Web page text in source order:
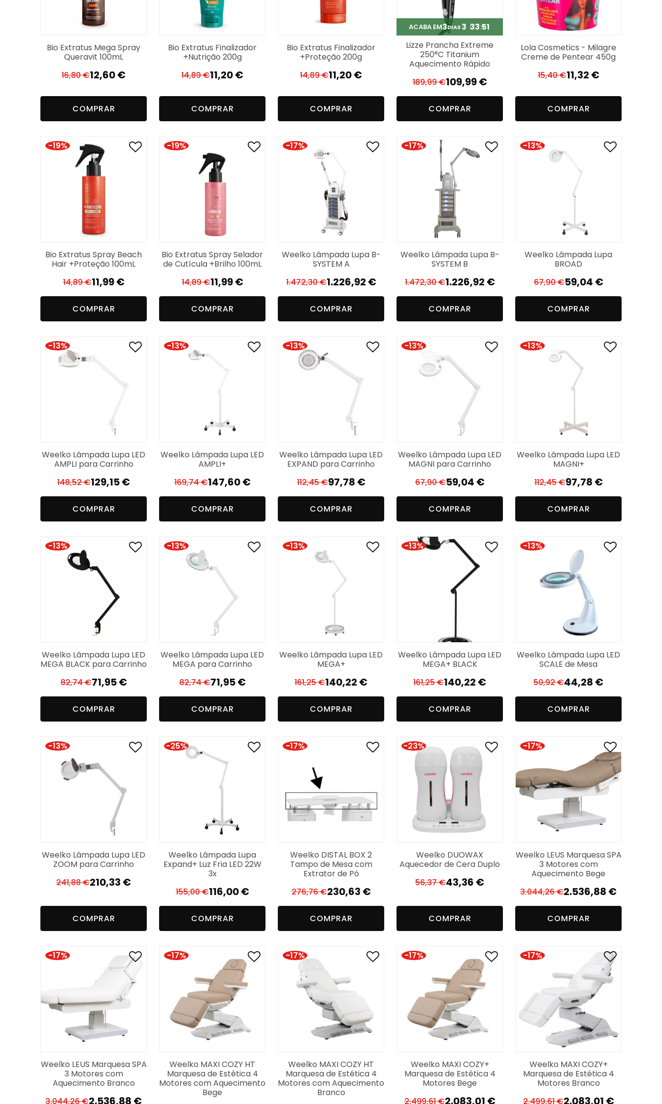
Bio Extratus Mega Spray
Queravit 100mL
16,80€ O
original
12,60€
O
atual
COMPRAR
Bio Extratus Finalizador
+Nutrição 200g
14,89€O
original
11,20€
O
atual
COMPRAR
Bio Extratus Finalizador
+Proteção 200g
14,89€O
original
11,20€
O
atual
COMPRAR
ACABA EM3DIAS 3 3350
Lizze Prancha Extreme
250°C Titanium
Aquecimento Rápido
189,99€ O
preço
original
era:
109,99€
O
preço
atual
é:
COMPRAR
Lola Cosmetics - Milagre
Creme de Pentear 450g
15,40€O
original
11,32 €
O
atual
COMPRAR
-19%
Bio Extratus Spray Beach
Hair +Proteção 100mL
14,89€O
preço
original
era:
11,99€
O
preço
atual
é:
COMPRAR
-19%
Bio Extratus Spray Selador
de Cutícula +Brilho 100mL
14,89€O
preço
original
era:
11,99€
O
preço
atual
é:
COMPRAR
-17%
Weelko Lâmpada Lupa B-
SYSTEM A
1.472,30€ O
preço
original
era:
1.226,92 €
O
preço
atual
é:
COMPRAR
-17%
Weelko Lâmpada Lupa B-
SYSTEM B
1.472,30€ O
preço
original
era:
1.226,92 €
O
preço
atual
é:
COMPRAR
-13%
Weelko Lâmpada Lupa
BROAD
67,90€ O
preço
original
era:
59,04 €
O
preço
atual
é:
COMPRAR
-13%
Weelko Lâmpada Lupa LED
AMPLI para Carrinho
148,52€O
preço
original
era:
129,15€
O
preço
atual
é:
COMPRAR
-13%
Weelko Lâmpada Lupa LED
AMPLI+
169,74€ O
preço
original
era:
147,60€
O
preço
atual
é:
COMPRAR
-13%
Weelko Lâmpada Lupa LED
EXPAND para Carrinho
112,45€ O
preço
original
era:
97,78 €
O
preço
atual
é:
COMPRAR
-13%
Weelko Lâmpada Lupa LED
MAGNI para Carrinho
67,90€ O
preço
original
era:
59,04 €
O
preço
atual
é:
COMPRAR
-13%
Weelko Lâmpada Lupa LED
MAGNI+
112,45€ O
preço
original
era:
97,78 €
O
preço
atual
é:
COMPRAR
-13%
Weelko Lâmpada Lupa LED
MEGA BLACK para Carrinho
82,74€O
preço
original
era:
71,95€
O
preço
atual
é:
COMPRAR
-13%
Weelko Lâmpada Lupa LED
MEGA para Carrinho
82,74€O
preço
original
era:
71,95€
O
preço
atual
é:
COMPRAR
-13%
Weelko Lâmpada Lupa LED
MEGA+
161,25€ O
preço
original
era:
140,22 €
O
preço
atual
é:
COMPRAR
-13%
Weelko Lâmpada Lupa LED
MEGA+ BLACK
161,25€ O
preço
original
era:
140,22 €
O
preço
atual
é:
COMPRAR
-13%
Weelko Lâmpada Lupa LED
SCALE de Mesa
50,92€ O
preço
original
era:
44,28 €
O
preço
atual
é:
COMPRAR
-13%
Weelko Lâmpada Lupa LED
ZOOM para Carrinho
241,88€ O
era:
210,33 €
O
é:
COMPRAR
-25%
Weelko Lâmpada Lupa
Expand+ Luz Fria LED 22W
3x
155,00€ O
preço
original
era:
116,00€
O
preço
atual
é:
COMPRAR
-17%
Weelko DISTAL BOX 2
Tampo de Mesa com
Extrator de Pó
276,76€ O
preço
original
era:
230,63 €
O
preço
atual
é:
COMPRAR
-23%
Weelko DUOWAX
Aquecedor de Cera Duplo
56,37€ O
era:
43,36 €
O
é:
COMPRAR
-17%
Weelko LEUS Marquesa SPA
3 Motores com
Aquecimento Bege
3.044,26€ O
preço
original
era:
2.536,88 €
O
preço
atual
é:
COMPRAR
-17%
Weelko LEUS Marquesa SPA
3 Motores com
Aquecimento Branco
3.044,26€
-17%
Weelko MAXI COZY HT
Marquesa de Estética 4
Motores com Aquecimento
Bege
-17%
Weelko MAXI COZY HT
Marquesa de Estética 4
Motores com Aquecimento
Branco
-17%
Weelko MAXI COZY+
Marquesa de Estética 4
Motores Bege
2.499,61€
-17%
Weelko MAXI COZY+
Marquesa de Estética 4
Motores Branco
2.499,61€